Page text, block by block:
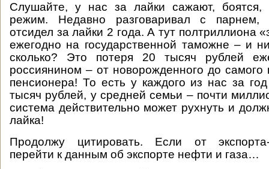
Слушайте, у нас за лайки сажают, боятся,
режим. Недавно разговаривал с парнем,
отсидел за лайки 2 года. А тут полтриллиона
ежегодно на государственной таможне – и
сколько? Это потеря 20 тысяч рублей
россиянином – от новорожденного до самого
пенсионера! То есть у каждого из нас за
тысяч рублей, у средней семьи – почти
система действительно может рухнуть и
лайка!
Продолжу цитировать. Если от
перейти к данным об экспорте нефти и газа…